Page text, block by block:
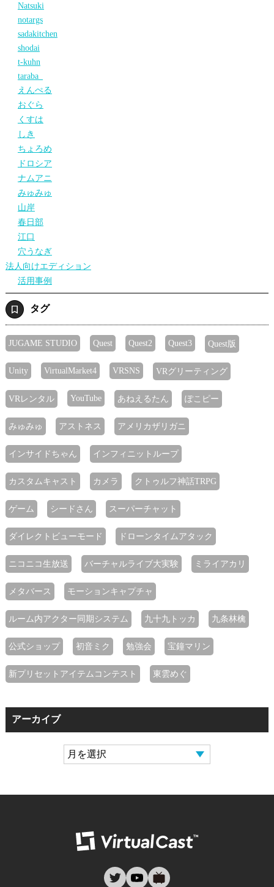
Natsuki
notargs
sadakitchen
shodai
t-kuhn
taraba_
えんぺる
おぐら
くすは
しき
ちょろめ
ドロシア
ナムアニ
みゅみゅ
山岸
春日部
江口
穴うなぎ
法人向けエディション
活用事例
タグ
JUGAME STUDIO Quest Quest2 Quest3 Quest版
Unity VirtualMarket4 VRSNS VRグリーティング
VRレンタル YouTube あねえるたん ぽこピー
みゅみゅ アストネス アメリカザリガニ
インサイドちゃん インフィニットループ
カスタムキャスト カメラ クトゥルフ神話TRPG
ゲーム シードさん スーパーチャット
ダイレクトビューモード ドローンタイムアタック
ニコニコ生放送 バーチャルライブ大実験 ミライアカリ
メタバース モーションキャプチャ
ルーム内アクター同期システム 九十九トッカ 九条林檎
公式ショップ 初音ミク 勉強会 宝鐘マリン
新プリセットアイテムコンテスト 東雲めぐ
アーカイブ
twitteryoutube